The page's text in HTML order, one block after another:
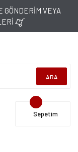
GÖNDERİM VEYA
ARA
Sepetim